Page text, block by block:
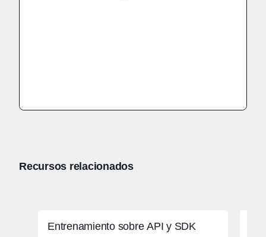
Recursos relacionados
Entrenamiento sobre API y SDK